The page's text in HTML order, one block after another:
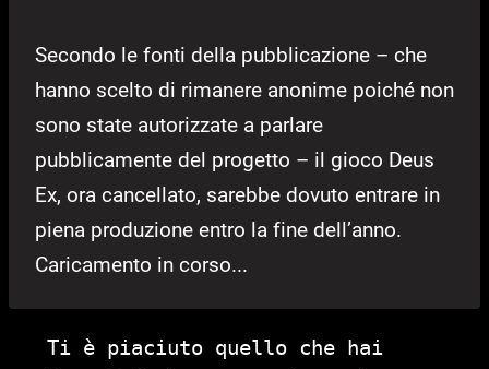
Secondo le fonti della pubblicazione – che
hanno scelto di rimanere anonime poiché non
sono state autorizzate a parlare
pubblicamente del progetto – il gioco Deus
Ex, ora cancellato, sarebbe dovuto entrare in
piena produzione entro la fine dell’anno.
Caricamento in corso...
Ti è piaciuto quello che hai